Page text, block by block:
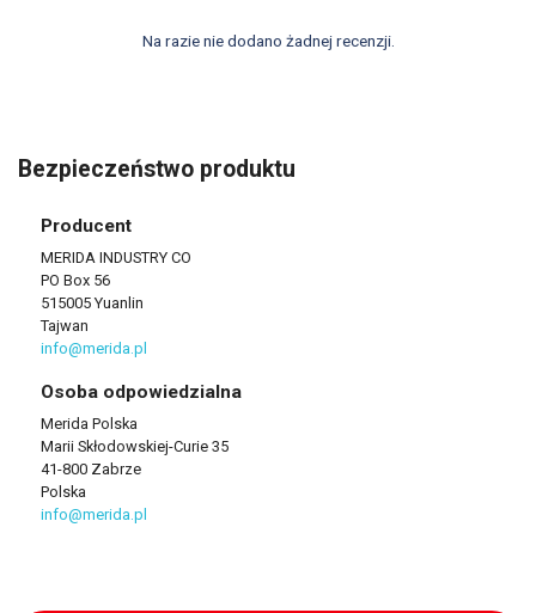
Na razie nie dodano żadnej recenzji.
Bezpieczeństwo produktu
Producent
MERIDA INDUSTRY CO
PO Box 56
515005 Yuanlin
Tajwan
info@merida.pl
Osoba odpowiedzialna
Merida Polska
Marii Skłodowskiej-Curie 35
41-800 Zabrze
Polska
info@merida.pl